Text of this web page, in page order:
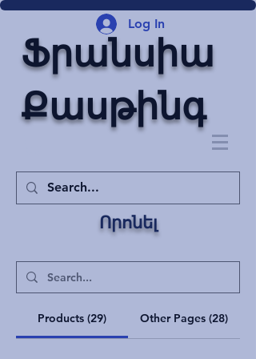
Log In
Ֆրանսիա
Քասթինգ
Որոնել
Products (29) Other Pages (28)